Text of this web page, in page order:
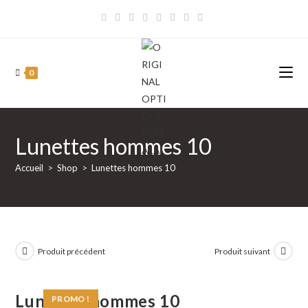
0
Lunettes hommes 10
Accueil > Shop > Lunettes hommes 10
PROMO !
Produit précédent Produit suivant
Lunettes hommes 10